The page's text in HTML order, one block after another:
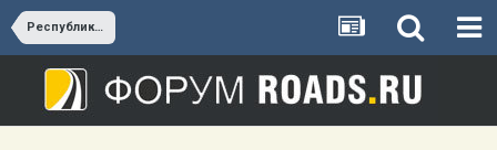
Республика Башкортостан